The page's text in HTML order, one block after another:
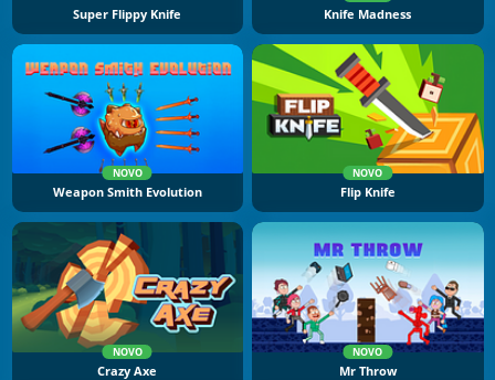
Super Flippy Knife Knife Madness
NOVO
Weapon Smith Evolution
NOVO
Flip Knife
NOVO
Crazy Axe
NOVO
Mr Throw